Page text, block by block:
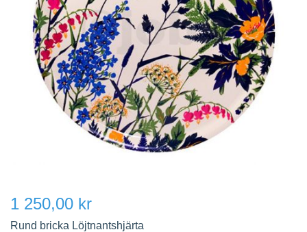
1 250,00 kr
Rund bricka Löjtnantshjärta